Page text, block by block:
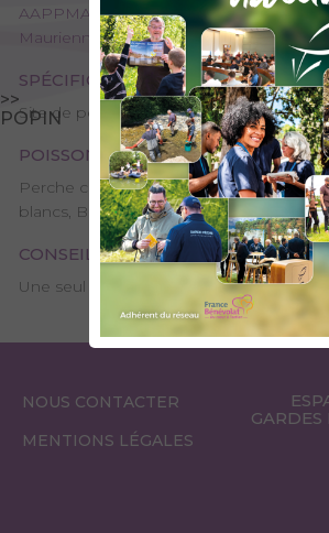
>>
POPIN
AAPPMA de Saint-Jean-De-Maurienne
Mauriennais
SPÉCIFICITÉS
Site de pêche - 1ère catégorie
POISSONS PRÉSENTS
Perche commune, Truite arc-en-ciel,
blancs, Brochet
CONSEILS DE PÊCHE
Une seul canne autorisée
NOUS CONTACTER
MENTIONS LÉGALES
GARDES